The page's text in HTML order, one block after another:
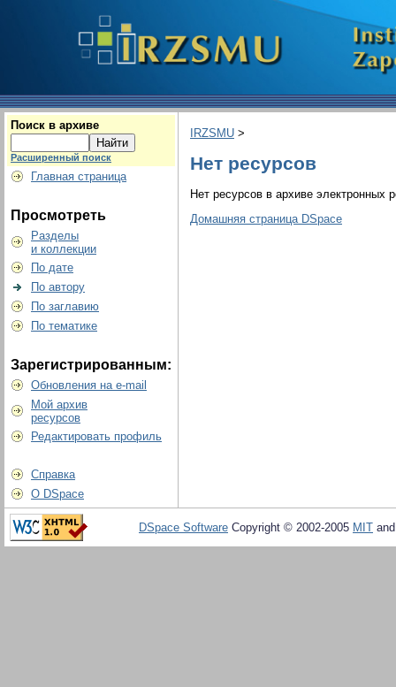
Поиск в архиве
Расширенный поиск
Главная страница
Просмотреть
Разделы
и коллекции
По дате
По автору
По заглавию
По тематике
Зарегистрированным:
Обновления на e-mail
Мой архив
ресурсов
Редактировать профиль
Справка
О DSpace
IRZSMU >
Нет ресурсов
Нет ресурсов в архиве электронных
Домашняя страница DSpace
DSpace Software Copyright © 2002-2005 MIT